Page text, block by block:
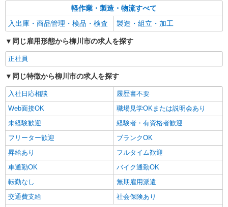
軽作業・製造・物流すべて
入出庫・商品管理・検品・検査
製造・組立・加工
同じ雇用形態から柳川市の求人を探す
正社員
同じ特徴から柳川市の求人を探す
入社日応相談
履歴書不要
Web面接OK
職場見学OKまたは説明会あり
未経験歓迎
経験者・有資格者歓迎
フリーター歓迎
ブランクOK
昇給あり
フルタイム歓迎
車通勤OK
バイク通勤OK
転勤なし
無期雇用派遣
交通費支給
社会保険あり